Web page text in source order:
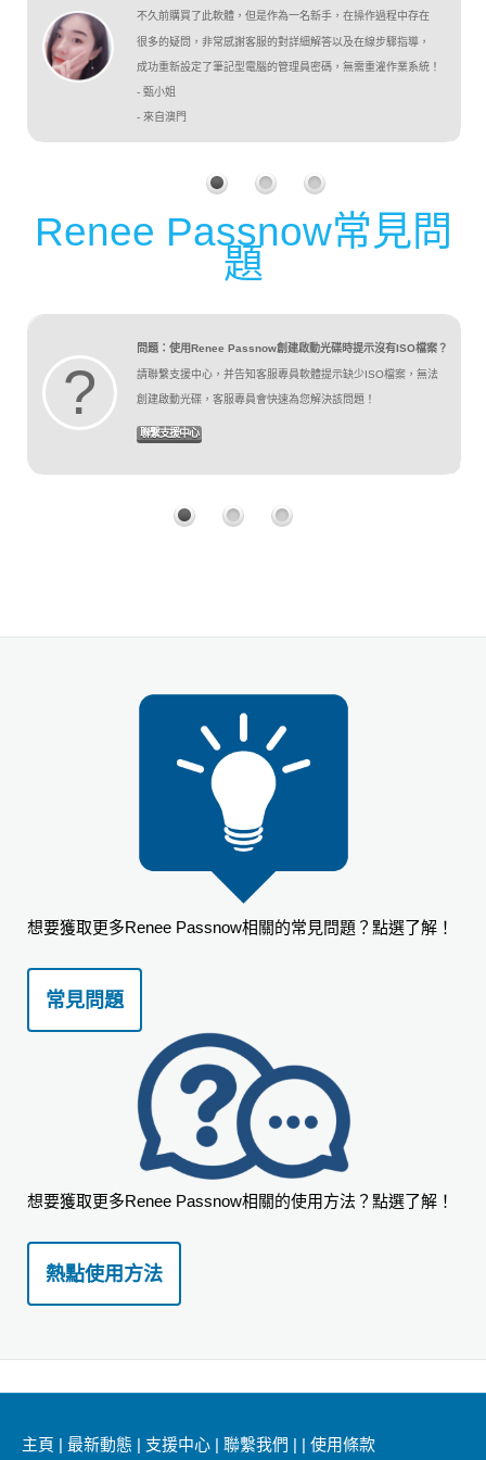
不久前購買了此軟體，但是作為一名新手，在操作過程中存在
很多的疑問，非常感謝客服的對詳細解答以及在線步驟指導，
成功重新設定了筆記型電腦的管理員密碼，無需重灌作業系統！
- 甄小姐
- 來自澳門
Renee Passnow常見問
題
問題：使用Renee Passnow創建啟動光碟時提示沒有ISO檔案？
請聯繫支援中心，并告知客服專員軟體提示缺少ISO檔案，無法
創建啟動光碟，客服專員會快速為您解決該問題！
?
聯繫支援中心
想要獲取更多Renee Passnow相關的常見問題？點選了解！
常見問題
想要獲取更多Renee Passnow相關的使用方法？點選了解！
熱點使用方法
主頁 |最新動態 | 支援中心 |聯繫我們 | |使用條款